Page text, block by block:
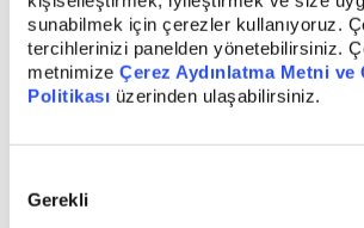
sunabilmek için çerezler kullanıyoruz.
tercihlerinizi panelden yönetebilirsiniz.
metnimize Çerez Aydınlatma Metni
Politikası üzerinden ulaşabilirsiniz.
Seçimi
Gerekli
Duyurusu